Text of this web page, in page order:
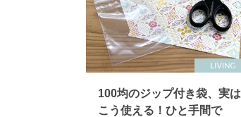
100均のジップ付き袋、実は
こう使える！ひと手間で